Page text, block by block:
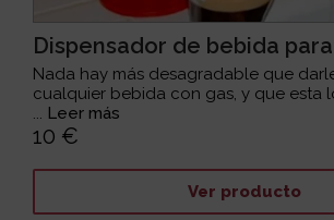
Dispensador de bebida
Nada hay más desagradable que
cualquier bebida con gas, y que esta
... Leer más
10 €
Ver producto